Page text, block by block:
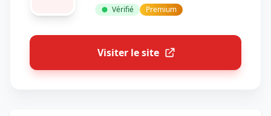
Vérifié Premium
Visiter le site